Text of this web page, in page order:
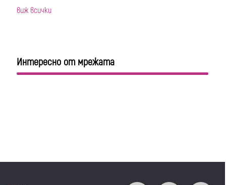
виж всички
Интересно от мрежата